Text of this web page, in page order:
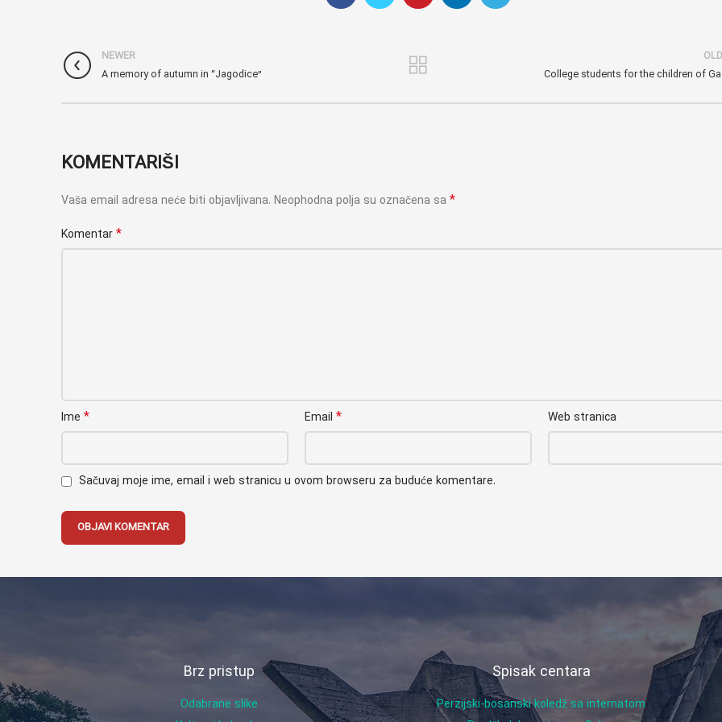
NEWER
A memory of autumn in “Jagodice”
College students for the children of
KOMENTARIŠI
Vaša email adresa neće biti objavljivana. Neophodna polja su označena sa *
Komentar *
Ime * Email* Web stranica
Sačuvaj moje ime, email i web stranicu u ovom browseru za buduće komentare.
Brz pristup
Odabrane slike
Spisak centara
Perzijski-bosanski koledž sa internatom